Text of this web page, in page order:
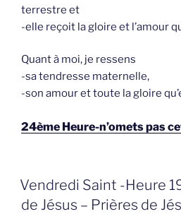
terrestre et
-elle reçoit la gloire et l’amour
Quant à moi, je ressens
-sa tendresse maternelle,
-son amour et toute la gloire
24ème Heure-n’omets pas
GEPLAATST
OP
Vendredi Saint -Heure
de Jésus – Prières de